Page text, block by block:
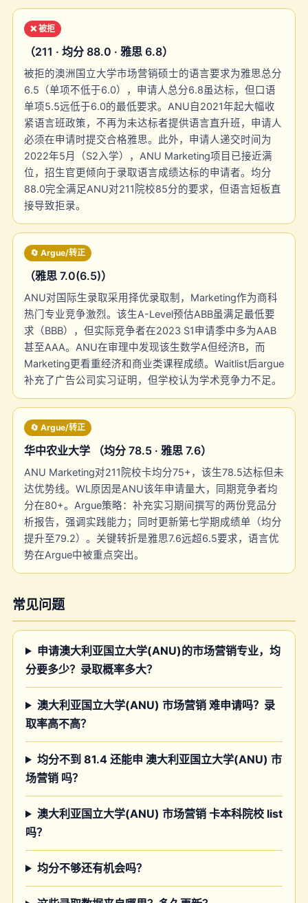
❌ 被拒
（211 · 均分 88.0 · 雅思 6.8）
被拒的澳洲国立大学市场营销硕士的语言要求为雅思总分
6.5（单项不低于6.0），申请人总分6.8虽达标，但口语
单项5.5远低于6.0的最低要求。ANU自2021年起大幅收
紧语言班政策，不再为未达标者提供语言直升班，申请人
必须在申请时提交合格雅思。此外，申请人递交时间为
2022年5月（S2入学），ANU Marketing项目已接近满
位，招生官更倾向于录取语言成绩达标的申请者。均分
88.0完全满足ANU对211院校85分的要求，但语言短板直
接导致拒录。
🔄 Argue/转正
（雅思 7.0(6.5)）
ANU对国际生录取采用择优录取制，Marketing作为商科
热门专业竞争激烈。该生A-Level预估ABB虽满足最低要
求（BBB），但实际竞争者在2023 S1申请季中多为AAB
甚至AAA。ANU在审理中发现该生数学A但经济B，而
Marketing更看重经济和商业类课程成绩。Waitlist后argue
补充了广告公司实习证明，但学校认为学术竞争力不足。
🔄 Argue/转正
华中农业大学 （均分 78.5 · 雅思 7.6）
ANU Marketing对211院校卡均分75+，该生78.5达标但未
达优势线。WL原因是ANU该年申请量大，同期竞争者均
分在80+。Argue策略：补充实习期间撰写的两份竞品分
析报告，强调实践能力；同时更新第七学期成绩单（均分
提升至79.2）。关键转折是雅思7.6远超6.5要求，语言优
势在Argue中被重点突出。
常见问题
申请澳大利亚国立大学(ANU)的市场营销专业，均
分要多少？录取概率多大？
澳大利亚国立大学(ANU) 市场营销 难申请吗？录
取率高不高？
均分不到 81.4 还能申 澳大利亚国立大学(ANU) 市
场营销 吗？
澳大利亚国立大学(ANU) 市场营销 卡本科院校 list
吗？
均分不够还有机会吗？